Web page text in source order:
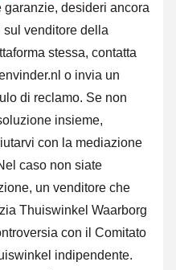
garanzie, desideri ancora
sul venditore della
stessa, contatta
o invia un
di reclamo. Se non
insieme,
con la mediazione
caso non siate
un venditore che
Thuiswinkel Waarborg
con il Comitato
indipendente.